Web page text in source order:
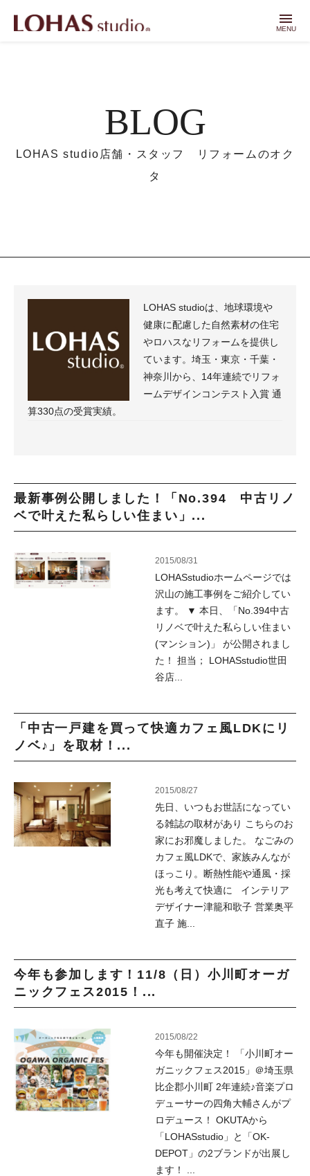
menu
MENU
BLOG
LOHAS studio店舗・スタッフ リフォームのオク
タ
LOHAS studioは、地球環境や
健康に配慮した自然素材の住宅
やロハスなリフォームを提供し
ています。埼玉・東京・千葉・
神奈川から、14年連続でリフォ
ームデザインコンテスト入賞 通
算330点の受賞実績。
最新事例公開しました！「No.394 中古リノ
ベで叶えた私らしい住まい」...
2015/08/31
LOHASstudioホームページでは
沢山の施工事例をご紹介してい
ます。 ▼ 本日、「No.394中古
リノベで叶えた私らしい住まい
(マンション)」 が公開されまし
た！ 担当； LOHASstudio世田
谷店...
「中古一戸建を買って快適カフェ風LDKにリ
ノベ♪」を取材！...
2015/08/27
先日、いつもお世話になってい
る雑誌の取材があり こちらのお
家にお邪魔しました。 なごみの
カフェ風LDKで、家族みんなが
ほっこり。断熱性能や通風・採
光も考えて快適に インテリア
デザイナー津籠和歌子 営業奥平
直子 施...
今年も参加します！11/8（日）小川町オーガ
ニックフェス2015！...
2015/08/22
今年も開催決定！ 「小川町オー
ガニックフェス2015」＠埼玉県
比企郡小川町 2年連続♪音楽プロ
デューサーの四角大輔さんがプ
ロデュース！ OKUTAから
「LOHASstudio」と「OK-
DEPOT」の2ブランドが出展し
ます！ ...